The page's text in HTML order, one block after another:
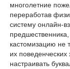
многолетние
переработав
систему онлайн-
предшественника,
кастомизацию не
их поведенческих
настраивать